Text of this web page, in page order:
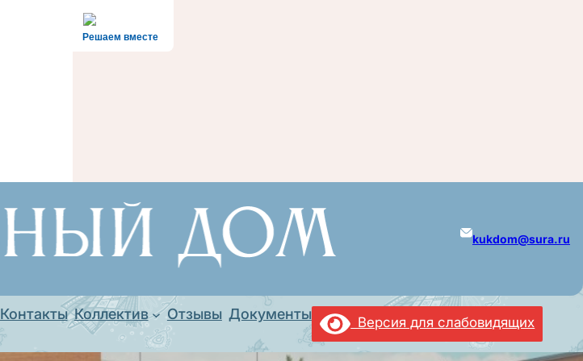
Решаем вместе
kukdom@sura.ru
Контакты Коллектив Отзывы Документы
Версия для слабовидящих